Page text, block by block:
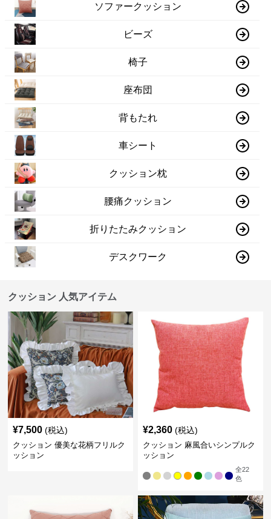
ソファークッション
ビーズ
椅子
座布団
背もたれ
車シート
クッション枕
腰痛クッション
折りたたみクッション
デスクワーク
クッション 人気アイテム
¥7,500 (税込)
クッション 優美な花柄フリルク
ッション
¥2,360 (税込)
クッション 麻風合いシンプルク
ッション
全22
色